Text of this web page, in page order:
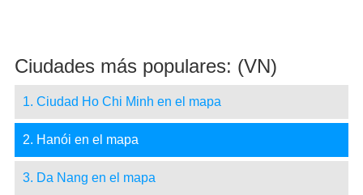
Ciudades más populares: (VN)
1. Ciudad Ho Chi Minh en el mapa
2. Hanói en el mapa
3. Da Nang en el mapa